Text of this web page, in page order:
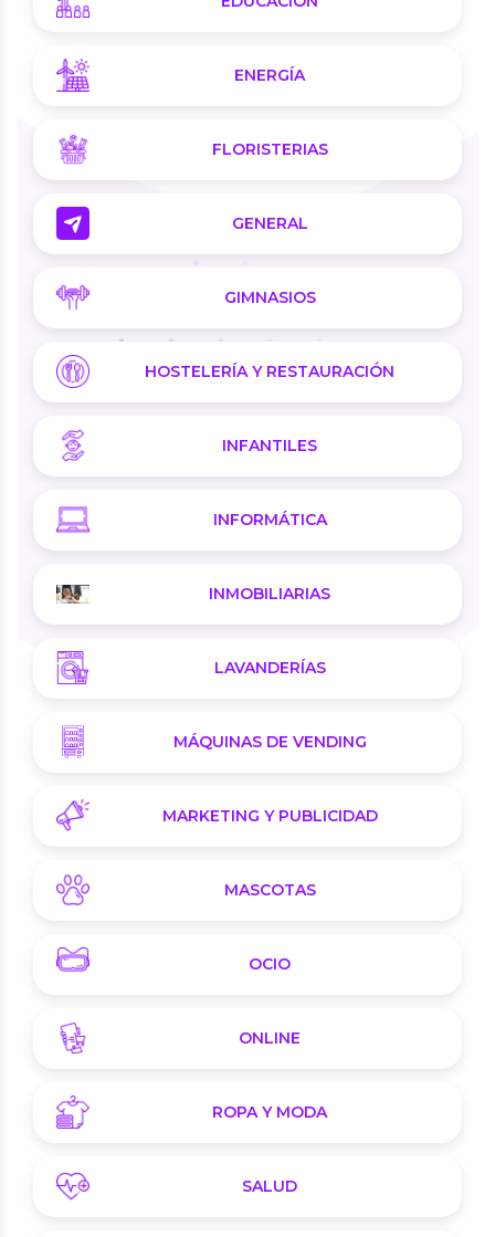
ENERGÍA
FLORISTERIAS
GENERAL
GIMNASIOS
HOSTELERÍA Y RESTAURACIÓN
INFANTILES
INFORMÁTICA
INMOBILIARIAS
LAVANDERÍAS
MÁQUINAS DE VENDING
MARKETING Y PUBLICIDAD
MASCOTAS
OCIO
ONLINE
ROPA Y MODA
SALUD